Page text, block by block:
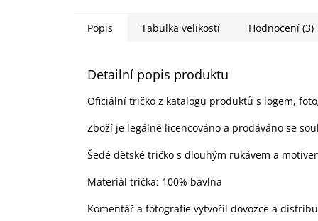
Popis Tabulka velikostí Hodnocení (3)
Detailní popis produktu
Oficiální tričko z katalogu produktů s logem,
Zboží je legálně licencováno a prodáváno se
Šedé dětské tričko s dlouhým rukávem a
Materiál trička: 100% bavlna
Komentář a fotografie vytvořil dovozce a